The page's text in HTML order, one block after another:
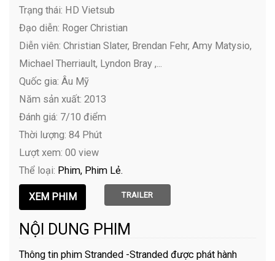
Trạng thái: HD Vietsub
Đạo diễn: Roger Christian
Diễn viên: Christian Slater, Brendan Fehr, Amy Matysio,
Michael Therriault, Lyndon Bray ,...
Quốc gia: Âu Mỹ
Năm sản xuất: 2013
Đánh giá: 7/10 điểm
Thời lượng: 84 Phút
Lượt xem: 00 view
Thể loại: Phim Phim Lẻ
TRAILER
NỘI DUNG PHIM
Thông tin phim Stranded -Stranded được phát hành